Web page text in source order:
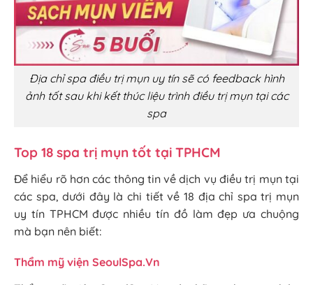
Địa chỉ spa điều trị mụn uy tín sẽ có feedback hình
ảnh tốt sau khi kết thúc liệu trình điều trị mụn tại các
spa
Top 18 spa trị mụn tốt tại TPHCM
Để hiểu rõ hơn các thông tin về dịch vụ điều trị mụn tại
các spa, dưới đây là chi tiết về 18 địa chỉ spa trị mụn
uy tín TPHCM được nhiều tín đồ làm đẹp ưa chuộng
mà bạn nên biết:
Thẩm mỹ viện SeoulSpa.Vn